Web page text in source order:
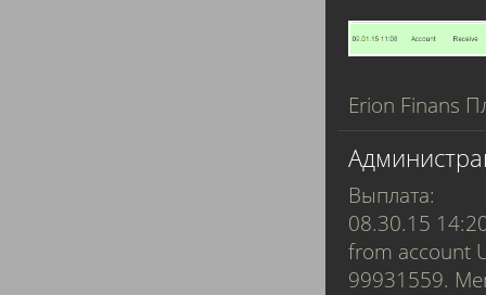
Erion Finans
Выплата:
08.30.15
from account
99931559.